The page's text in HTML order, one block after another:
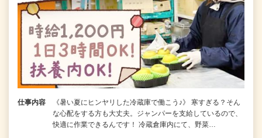
仕事内容
《暑い夏にヒンヤリした冷蔵庫で働こう♪》 寒すぎる？そん
な心配をする方も大丈夫。ジャンパーを支給しているので、
快適に作業できるんです！ 冷蔵倉庫内にて、野菜…